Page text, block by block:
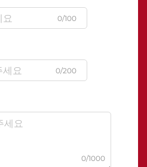
0/100
0/200
0/1000